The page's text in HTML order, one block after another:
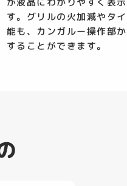
す。グリルの火加減やタ
能も、カンガルー操作部
することができます。